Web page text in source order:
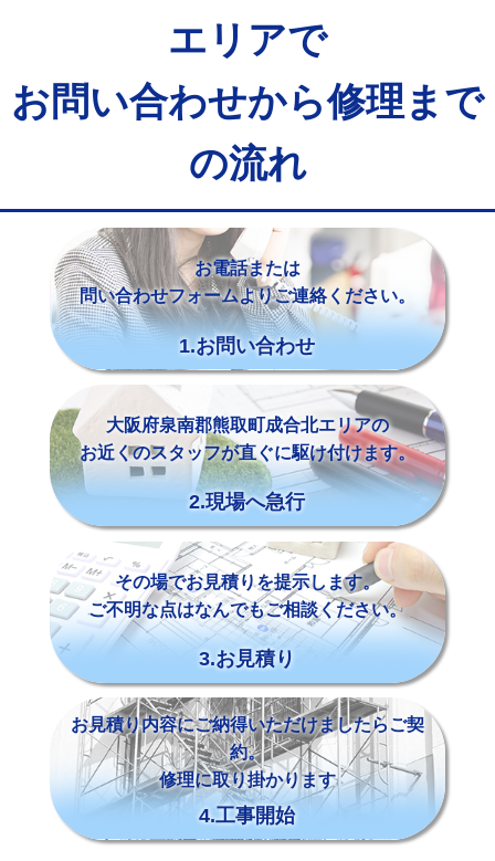
エリアで
お問い合わせから修理まで
の流れ
お電話または
問い合わせフォームよりご連絡ください。
1.お問い合わせ
大阪府泉南郡熊取町成合北エリアの
お近くのスタッフが直ぐに駆け付けます。
2.現場へ急行
その場でお見積りを提示します。
ご不明な点はなんでもご相談ください。
3.お見積り
お見積り内容にご納得いただけましたらご契
約。
修理に取り掛かります
4.工事開始